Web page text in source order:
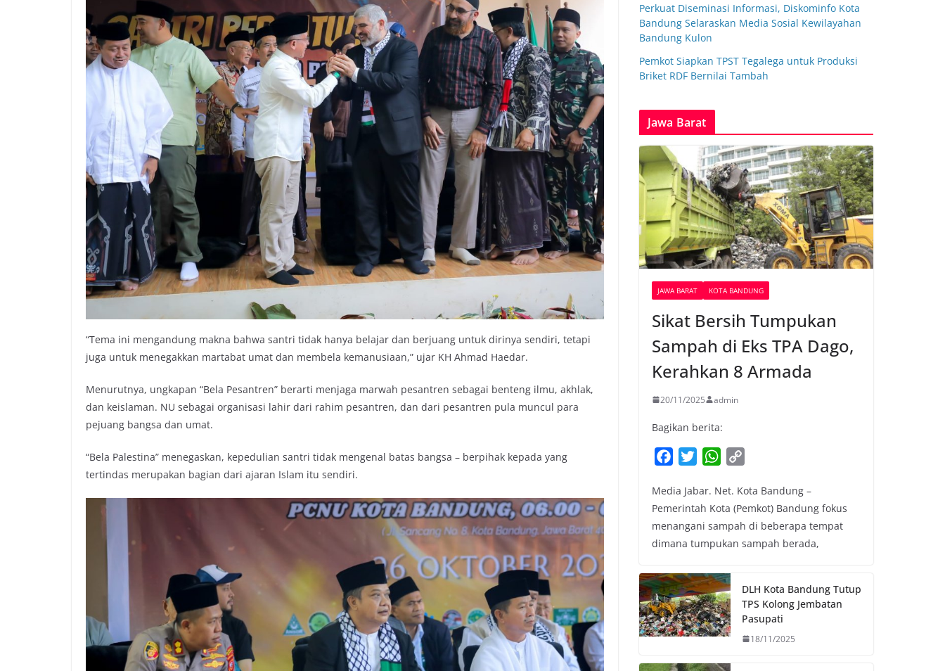
“Tema ini mengandung makna bahwa santri tidak hanya belajar dan berjuang untuk dirinya sendiri, tetapi
juga untuk menegakkan martabat umat dan membela kemanusiaan,” ujar KH Ahmad Haedar.
Menurutnya, ungkapan “Bela Pesantren” berarti menjaga marwah pesantren sebagai benteng ilmu, akhlak,
dan keislaman. NU sebagai organisasi lahir dari rahim pesantren, dan dari pesantren pula muncul para
pejuang bangsa dan umat.
“Bela Palestina” menegaskan, kepedulian santri tidak mengenal batas bangsa – berpihak kepada yang
tertindas merupakan bagian dari ajaran Islam itu sendiri.
Perkuat Diseminasi Informasi, Diskominfo Kota
Bandung Selaraskan Media Sosial Kewilayahan
Bandung Kulon
Pemkot Siapkan TPST Tegalega untuk Produksi
Briket RDF Bernilai Tambah
Jawa Barat
JAWA BARAT KOTA BANDUNG
Sikat Bersih Tumpukan
Sampah di Eks TPA Dago,
Kerahkan 8 Armada
20/11/2025 admin
Bagikan berita:
c
e
b
o
k
i
t
t
e
W
a
t
s
A
p
p
y
L
i
k
Media Jabar. Net. Kota Bandung –
Pemerintah Kota (Pemkot) Bandung fokus
menangani sampah di beberapa tempat
dimana tumpukan sampah berada,
DLH Kota Bandung Tutup
TPS Kolong Jembatan
Pasupati
18/11/2025